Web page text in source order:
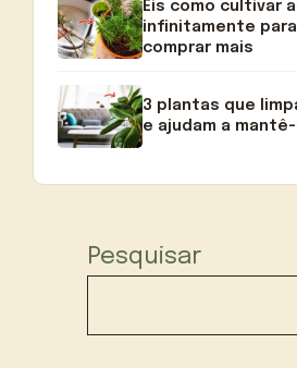
Eis como cultivar
infinitamente
comprar mais
3 plantas que
e ajudam a
Pesquisar